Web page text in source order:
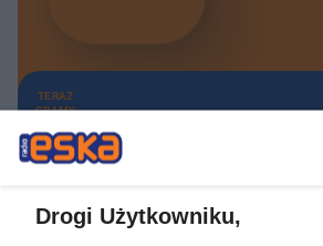
TERAZ
GRAMY
Drogi Użytkowniku,